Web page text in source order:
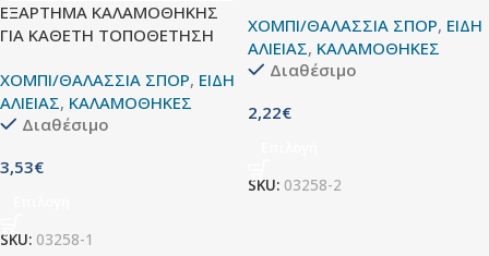
ΕΞΑΡΤΗΜΑ ΚΑΛΑΜΟΘΗΚΗΣ
ΓΙΑ ΚΑΘΕΤΗ ΤΟΠΟΘΕΤΗΣΗ
ΧΟΜΠΙ/ΘΑΛΑΣΣΙΑ ΣΠΟΡ, ΕΙΔΗ
ΑΛΙΕΙΑΣ, ΚΑΛΑΜΟΘΗΚΕΣ
Διαθέσιμο
3,53€
SKU: 03258-1
ΧΟΜΠΙ/ΘΑΛΑΣΣΙΑ ΣΠΟΡ, ΕΙΔΗ
ΑΛΙΕΙΑΣ, ΚΑΛΑΜΟΘΗΚΕΣ
Διαθέσιμο
2,22€
SKU: 03258-2